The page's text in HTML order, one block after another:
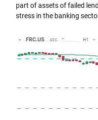
part of assets of failed
stress in the banking